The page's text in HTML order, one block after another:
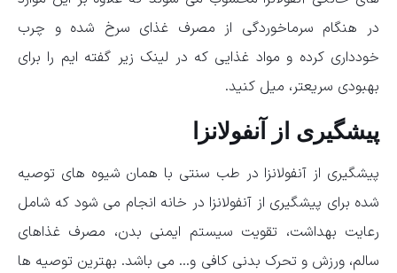
در هنگام سرماخوردگی از مصرف غذای سرخ شده و چرب
خودداری کرده و مواد غذایی که در لینک زیر گفته ایم را برای
بهبودی سریعتر، میل کنید.
پیشگیری از آنفولانزا
پیشگیری از آنفولانزا در طب سنتی با همان شیوه های توصیه
شده برای پیشگیری از آنفولانزا در خانه انجام می شود که شامل
رعایت بهداشت، تقویت سیستم ایمنی بدن، مصرف غذاهای
سالم، ورزش و تحرک بدنی کافی و… می باشد. بهترین توصیه ها